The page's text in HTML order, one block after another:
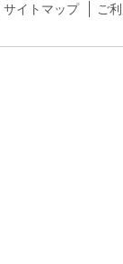
サイトマップ ご